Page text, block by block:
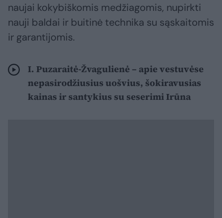
naujai kokybiškomis medžiagomis, nupirkti
nauji baldai ir buitinė technika su sąskaitomis
ir garantijomis.
I. Puzaraitė-Žvagulienė – apie vestuvėse
nepasirodžiusius uošvius, šokiravusias
kainas ir santykius su seserimi Irūna